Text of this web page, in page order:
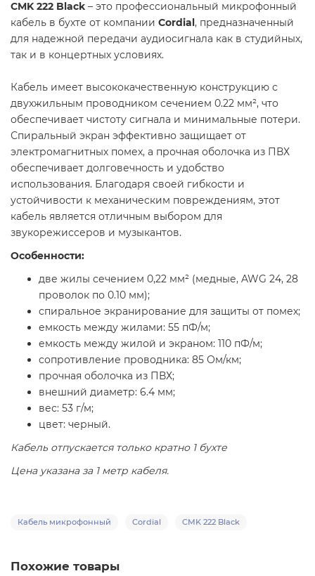
CMK 222 Black – это профессиональный микрофонный
кабель в бухте от компании Cordial, предназначенный
для надежной передачи аудиосигнала как в студийных,
так и в концертных условиях.
Кабель имеет высококачественную конструкцию с
двухжильным проводником сечением 0.22 мм², что
обеспечивает чистоту сигнала и минимальные потери.
Спиральный экран эффективно защищает от
электромагнитных помех, а прочная оболочка из ПВХ
обеспечивает долговечность и удобство
использования. Благодаря своей гибкости и
устойчивости к механическим повреждениям, этот
кабель является отличным выбором для
звукорежиссеров и музыкантов.
Особенности:
две жилы сечением 0,22 мм² (медные, AWG 24, 28
проволок по 0.10 мм);
спиральное экранирование для защиты от помех;
емкость между жилами: 55 пФ/м;
емкость между жилой и экраном: 110 пФ/м;
сопротивление проводника: 85 Ом/км;
прочная оболочка из ПВХ;
внешний диаметр: 6.4 мм;
вес: 53 г/м;
цвет: черный.
Кабель отпускается только кратно 1 бухте
Цена указана за 1 метр кабеля.
Кабель микрофонный Cordial CMK 222 Black
Похожие товары